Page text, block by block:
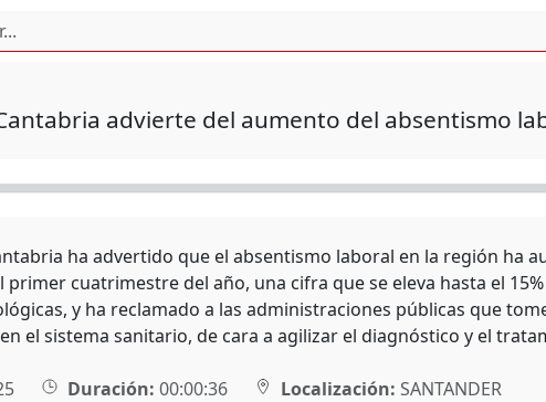
advierte del aumento del absentismo
ha advertido que el absentismo laboral en la región ha
cuatrimestre del año, una cifra que se eleva hasta el 15%
y ha reclamado a las administraciones públicas que
el sistema sanitario, de cara a agilizar el diagnóstico y el
Duración: 00:00:36 Localización: SANTANDER